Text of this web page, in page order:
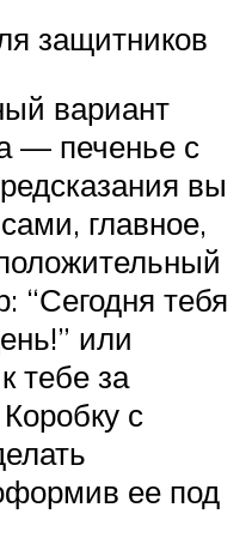
защитников
вариант
— печенье с
вы
главное,
“Сегодня тебя
или
тебе за
с
ее под